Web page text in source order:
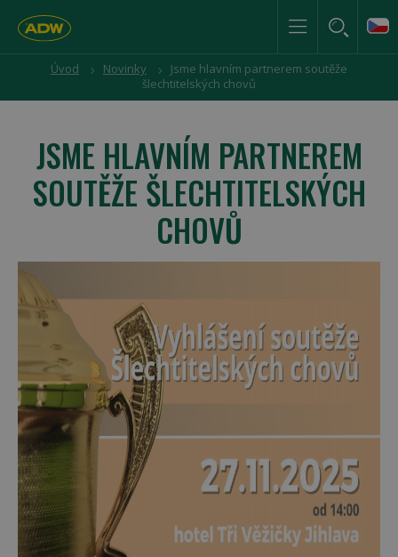
Úvod Novinky
Jsme hlavním partnerem soutěže
šlechtitelských chovů
JSME HLAVNÍM PARTNEREM
SOUTĚŽE ŠLECHTITELSKÝCH
CHOVŮ